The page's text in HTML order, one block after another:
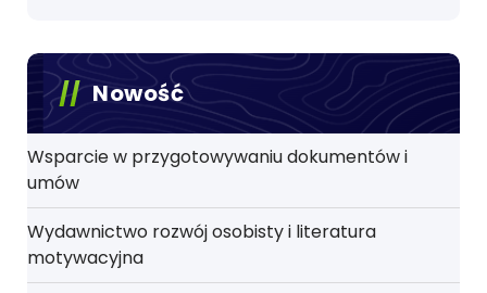
Nowość
Wsparcie w przygotowywaniu dokumentów i
umów
Wydawnictwo rozwój osobisty i literatura
motywacyjna